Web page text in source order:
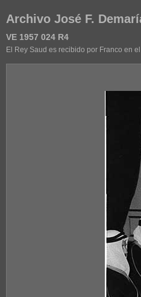
Archivo José F.
VE 1957 024 R4
El Rey Saud es recibido por Franco en